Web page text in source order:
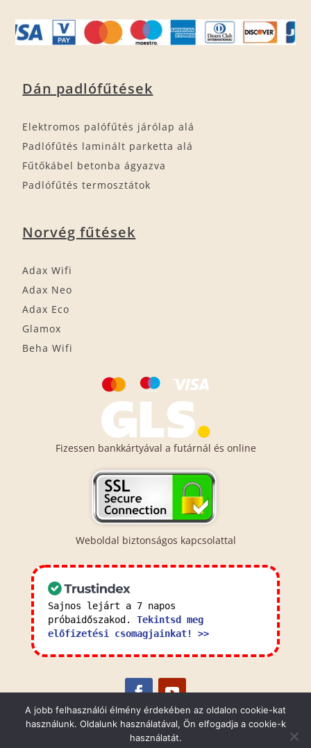
Dán padlófűtések
Elektromos palófűtés járólap alá
Padlófűtés laminált parketta alá
Fűtőkábel betonba ágyazva
Padlófűtés termosztátok
Norvég fűtések
Adax Wifi
Adax Neo
Adax Eco
Glamox
Beha Wifi
Fizessen bankkártyával a futárnál és online
Weboldal biztonságos kapcsolattal
Sajnos lejárt a 7 napos
próbaidőszakod. Tekintsd meg
előfizetési csomagjainkat! >>
Általános Szerződési Feltételek
Adatkezelési
Tájékoztató
A jobb felhasználói élmény érdekében az oldalon cookie-kat
használunk. Oldalunk használatával, Ön elfogadja a cookie-k
használatát.